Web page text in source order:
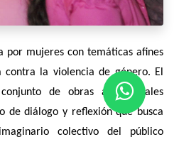
por mujeres con temáticas afines
la violencia de género. El
de obras audiovisuales
de diálogo y reflexión que busca
colectivo del público